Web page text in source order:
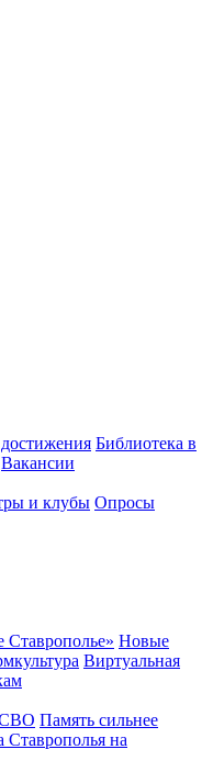
Библиотека в
Вакансии
и клубы Опросы
Новые
Виртуальная
СВО Память сильнее
Ставрополья на